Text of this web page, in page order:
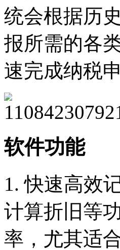
统会根据历
报所需的各
速完成纳税
软件功能
1. 快速高效
计算折旧等
率，尤其适